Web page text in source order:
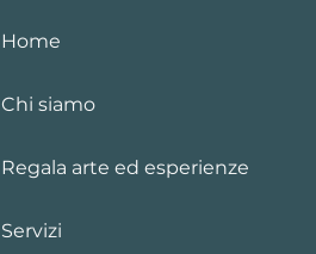
Home
Chi siamo
Regala arte ed esperienze
Servizi